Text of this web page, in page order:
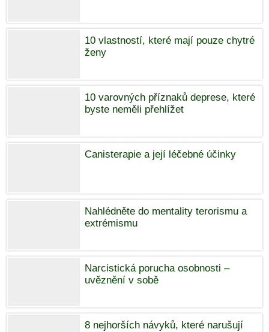
10 vlastností, které mají pouze chytré
ženy
10 varovných příznaků deprese, které
byste neměli přehlížet
Canisterapie a její léčebné účinky
Nahlédněte do mentality terorismu a
extrémismu
Narcistická porucha osobnosti –
uvěznění v sobě
8 nejhorších návyků, které narušují